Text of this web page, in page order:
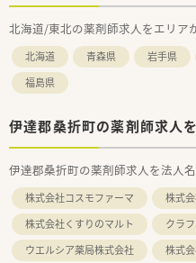
北海道/東北の薬剤師求人をエリア
北海道 青森県 岩手県
福島県
伊達郡桑折町の薬剤師求人
伊達郡桑折町の薬剤師求人を法人
株式会社コスモファーマ 株式
株式会社くすりのマルト
クラ
ウエルシア薬局株式会社
株式